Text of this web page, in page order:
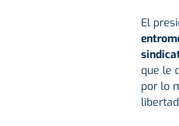
El
que le
por lo